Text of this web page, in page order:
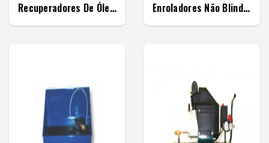
Recuperadores De Óleo Simples Enroladores Não Blindados Para Mangueiras De...